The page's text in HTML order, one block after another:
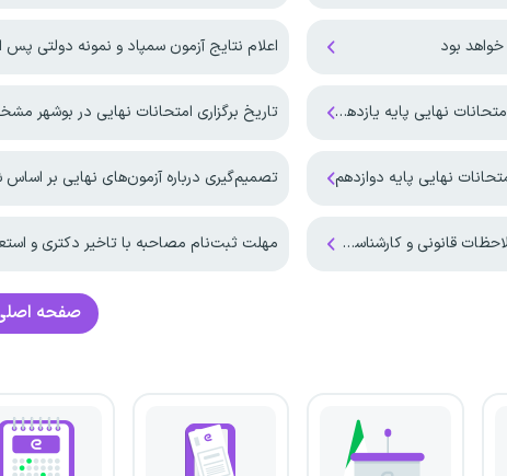
اعلام نتایج آزمون سمپاد و نمونه دولتی پس از دریافت
پایه یازدهم و پایه دوازدهم تاریخ برگزاری امتحانات نهایی در بوشهر
نهایی پایه دوازدهم تصمیم‌گیری درباره آزمون‌های نهایی بر
و کارشناسی انجام شد مهلت ثبت‌نام مصاحبه با تاخیر دکتری و
صفحه